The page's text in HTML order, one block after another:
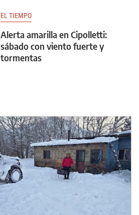
EL TIEMPO
Alerta amarilla en Cipolletti:
sábado con viento fuerte y
tormentas